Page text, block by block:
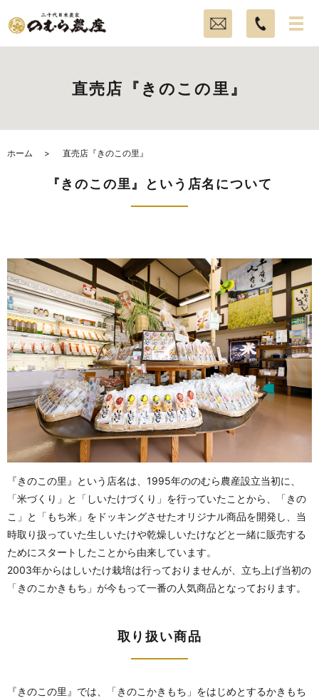
直売店『きのこの里』
ホーム 直売店『きのこの里』
『きのこの里』という店名について
『きのこの里』という店名は、1995年ののむら農産設立当初に、
「米づくり」と「しいたけづくり」を行っていたことから、「きの
こ」と「もち米」をドッキングさせたオリジナル商品を開発し、当
時取り扱っていた生しいたけや乾燥しいたけなどと一緒に販売する
ためにスタートしたことから由来しています。
2003年からはしいたけ栽培は行っておりませんが、立ち上げ当初の
「きのこかきもち」が今もって一番の人気商品となっております。
取り扱い商品
『きのこの里』では、「きのこかきもち」をはじめとするかきもち